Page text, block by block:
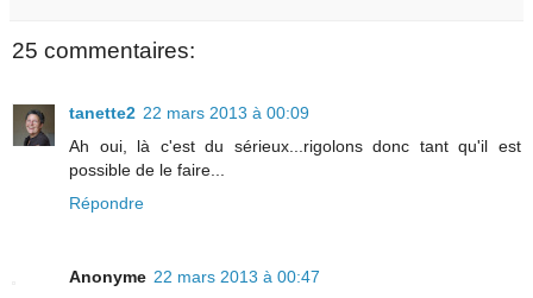
25 commentaires:
tanette2 22 mars 2013 à 00:09
Ah oui, là c'est du sérieux...rigolons donc tant qu'il est
possible de le faire...
Répondre
Anonyme 22 mars 2013 à 00:47